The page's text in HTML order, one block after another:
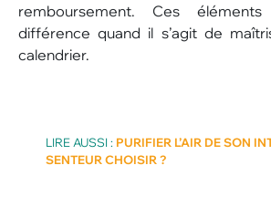
remboursement. Ces
différence quand il s’agit de
calendrier.
LIRE AUSSI : PURIFIER L’AIR DE SON
SENTEUR CHOISIR ?